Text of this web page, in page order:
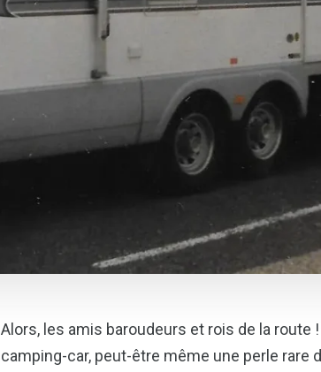
Alors, les amis baroudeurs et rois de la
camping-car, peut-être même une perle rare